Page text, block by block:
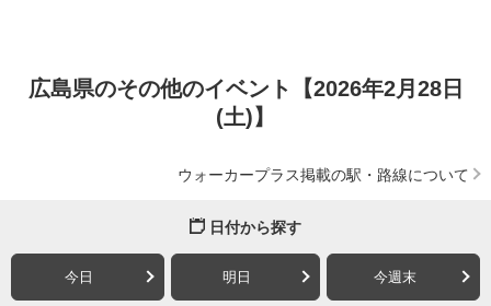
広島県のその他のイベント【2026年2月28日
(土)】
ウォーカープラス掲載の駅・路線について
日付から探す
今日 明日 今週末